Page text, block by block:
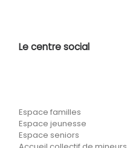
Le centre social
Espace familles
Espace jeunesse
Espace seniors